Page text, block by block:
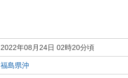
2022年08月24日 02時20分頃
福島県沖